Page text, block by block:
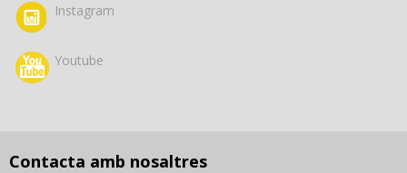
Instagram
Youtube
Contacta amb nosaltres